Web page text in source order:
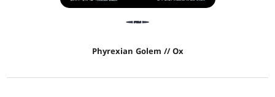
Phyrexian Golem // Ox